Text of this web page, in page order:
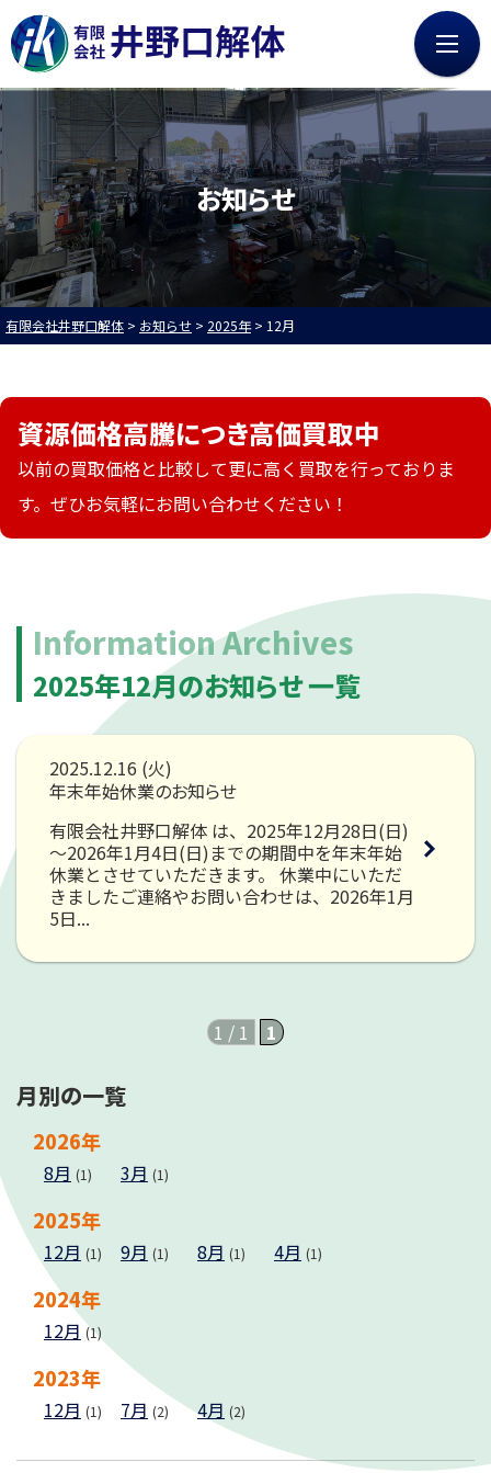
0120-73-4885
HOME
会社案内
お知らせ
採用情報
募集職種
プライバシーポリシー
廃車買取
無料LINE査定
無料Web査定
買取・引取の流れ
買取実績
中古部品販売
動画ライブラリ
お知らせ
有限会社井野口解体 > お知らせ > 2025年> 12月
資源価格高騰につき高価買取中
以前の買取価格と比較して更に高く買取を行っておりま
す。ぜひお気軽にお問い合わせください！
Information Archives
2025年12月のお知らせ 一覧
2025.12.16 (火)
年末年始休業のお知らせ
有限会社井野口解体 は、2025年12月28日(日)
～2026年1月4日(日)までの期間中を年末年始
休業とさせていただきます。 休業中にいただ
きましたご連絡やお問い合わせは、2026年1月
5日...
1 / 1 1
月別の一覧
2026年
8月 (1) 3月 (1)
2025年
12月 (1) 9月 (1) 8月 (1) 4月 (1)
2024年
12月 (1)
2023年
12月 (1) 7月 (2) 4月 (2)